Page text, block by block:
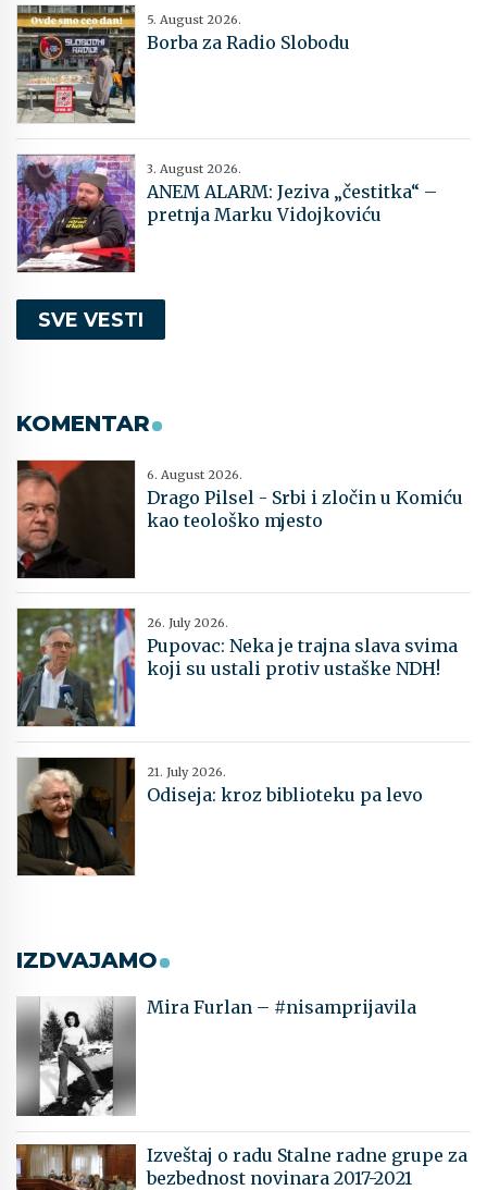
5. August 2026.
Borba za Radio Slobodu
3. August 2026.
ANEM ALARM: Jeziva „čestitka“ –
pretnja Marku Vidojkoviću
SVE VESTI
KOMENTAR
6. August 2026.
Drago Pilsel - Srbi i zločin u Komiću
kao teološko mjesto
26. July 2026.
Pupovac: Neka je trajna slava svima
koji su ustali protiv ustaške NDH!
21. July 2026.
Odiseja: kroz biblioteku pa levo
IZDVAJAMO
Mira Furlan – #nisamprijavila
Izveštaj o radu Stalne radne grupe za
bezbednost novinara 2017-2021